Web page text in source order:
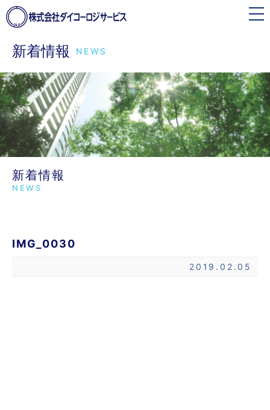
toggle
navigation
新着情報 NEWS
新着情報
NEWS
IMG_0030
2019.02.05